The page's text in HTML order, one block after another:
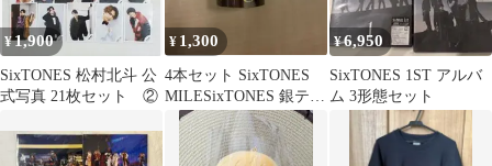
¥1,900
SixTONES 松村北斗 公
式写真 21枚セット ②
¥ 1,300
4本セット SixTONES
MILESixTONES 銀テー
プ フル
¥6,950
SixTONES 1ST アルバ
ム 3形態セット